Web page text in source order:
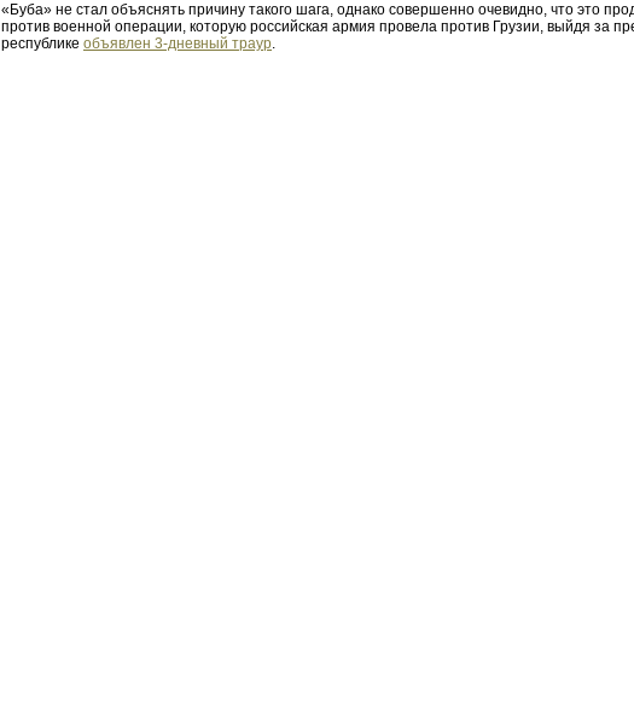
«Буба» не стал объяснять причину такого шага, однако совершенно очевидно, что это
против военной операции, которую российская армия провела против Грузии, выйдя за
республике объявлен 3-дневный траур.